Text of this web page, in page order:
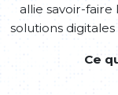
allie savoir-
solutions
Ce